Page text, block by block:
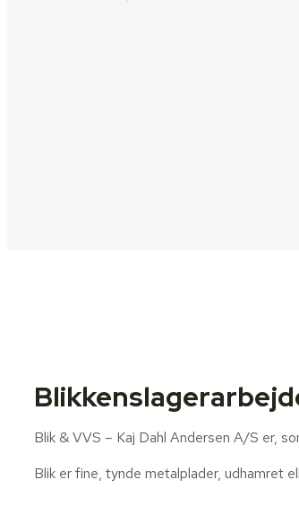
Blik & VVS – Kaj Dahl Andersen A/S er,
Blik er fine, tynde metalplader, udhamret